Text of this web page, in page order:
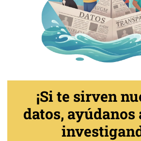
¡Si te sirven
datos, ayúdanos